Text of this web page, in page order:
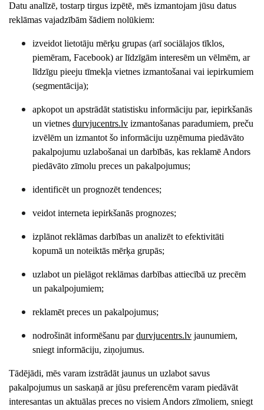
Datu analīzē, tostarp tirgus izpētē, mēs izmantojam jūsu datus
reklāmas vajadzībām šādiem nolūkiem:
izveidot lietotāju mērķu grupas (arī sociālajos tīklos,
piemēram, Facebook) ar līdzīgām interesēm un vēlmēm, ar
līdzīgu pieeju tīmekļa vietnes izmantošanai vai iepirkumiem
(segmentācija);
apkopot un apstrādāt statistisku informāciju par, iepirkšanās
un vietnes durvjucentrs.lv izmantošanas paradumiem, preču
izvēlēm un izmantot šo informāciju uzņēmuma piedāvāto
pakalpojumu uzlabošanai un darbībās, kas reklamē Andors
piedāvāto zīmolu preces un pakalpojumus;
identificēt un prognozēt tendences;
veidot interneta iepirkšanās prognozes;
izplānot reklāmas darbības un analizēt to efektivitāti
kopumā un noteiktās mērķa grupās;
uzlabot un pielāgot reklāmas darbības attiecībā uz precēm
un pakalpojumiem;
reklamēt preces un pakalpojumus;
nodrošināt informēšanu pardurvjucentrs.lv jaunumiem,
sniegt informāciju, ziņojumus.
Tādējādi, mēs varam izstrādāt jaunus un uzlabot savus
pakalpojumus un saskaņā ar jūsu preferencēm varam piedāvāt
interesantas un aktuālas preces no visiem Andors zīmoliem, sniegt